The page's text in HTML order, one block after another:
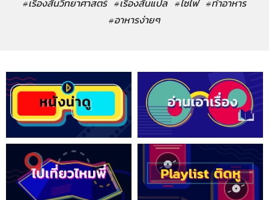
#เรื่องสั้นวิทยาศาสตร์ #เรื่องสั้นแปล #ไซไฟ #ทำอาหาร
#อาหารง่ายๆ